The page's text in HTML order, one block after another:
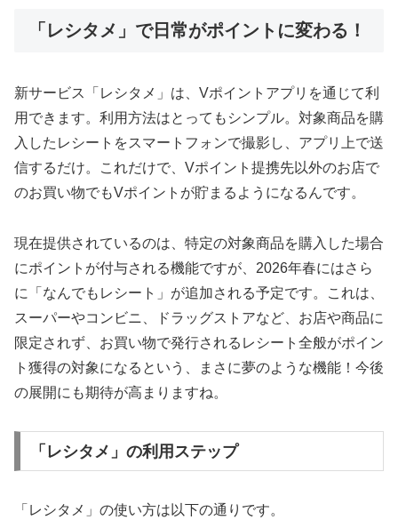
「レシタメ」で日常がポイントに変わる！
新サービス「レシタメ」は、Vポイントアプリを通じて利
用できます。利用方法はとってもシンプル。対象商品を購
入したレシートをスマートフォンで撮影し、アプリ上で送
信するだけ。これだけで、Vポイント提携先以外のお店で
のお買い物でもVポイントが貯まるようになるんです。
現在提供されているのは、特定の対象商品を購入した場合
にポイントが付与される機能ですが、2026年春にはさら
に「なんでもレシート」が追加される予定です。これは、
スーパーやコンビニ、ドラッグストアなど、お店や商品に
限定されず、お買い物で発行されるレシート全般がポイン
ト獲得の対象になるという、まさに夢のような機能！今後
の展開にも期待が高まりますね。
「レシタメ」の利用ステップ
「レシタメ」の使い方は以下の通りです。